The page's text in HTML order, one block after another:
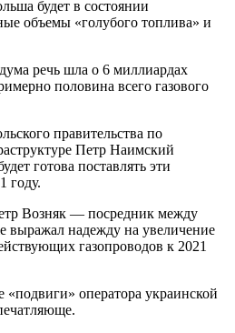
будет в состоянии
объемы «голубого топлива» и
речь шла о 6 миллиардах
половина всего газового
правительства по
Петр Наимский
готова поставлять эти
году.
Возняк — посредник между
надежду на увеличение
газопроводов к 2021
«подвиги» оператора украинской